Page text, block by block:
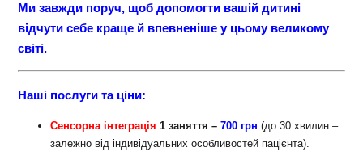
Ми завжди поруч, щоб допомогти вашій дитині
відчути себе краще й впевненіше у цьому великому
світі.
Наші послуги та ціни:
Сенсорна інтеграція 1 заняття –700 грн (до 30 хвилин –
залежно від індивідуальних особливостей пацієнта).